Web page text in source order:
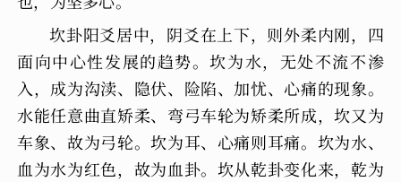
坎卦阳爻居中，阴爻在上下，则外柔内刚，四
面向中心性发展的趋势。坎为水，无处不流不渗
入，成为沟渎、隐伏、险陷、加忧、心痛的现象。
水能任意曲直矫柔、弯弓车轮为矫柔所成，坎又为
车象、故为弓轮。坎为耳、心痛则耳痛。坎为水、
血为水为红色，故为血卦。坎从乾卦变化来，乾为